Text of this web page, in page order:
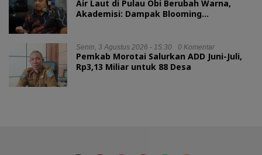
Air Laut di Pulau Obi Berubah Warna,
Akademisi: Dampak Blooming
Senin, 3 Agustus 2026 - 15:30 0 Komentar
Pemkab Morotai Salurkan ADD Juni-Juli,
Rp3,13 Miliar untuk 88 Desa